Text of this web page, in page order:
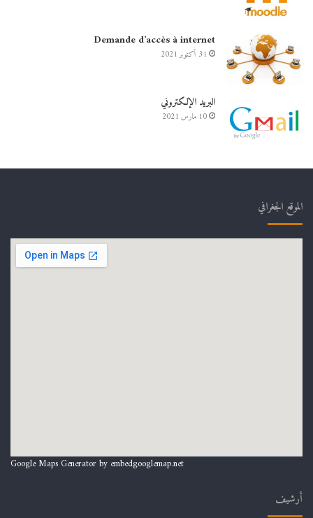
Demande d’accès à internet
31 أكتوبر 2021
البريد الإلكتروني
10 مارس 2021
الموقع الجغرافي
Google Maps Generator by embedgooglemap.net
أرشيف